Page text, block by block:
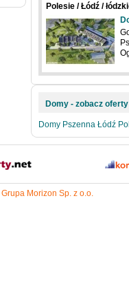
Polesie / Łódź /
Domy - zobacz
Domy Pszenna Łódź
Grupa Morizon Sp. z o.o.